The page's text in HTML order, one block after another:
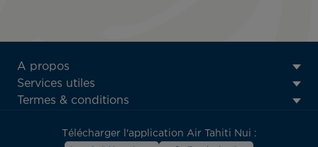
ATN:
Footer
menu
A propos
Services utiles
Termes & conditions
Télécharger l'application Air Tahiti Nui :